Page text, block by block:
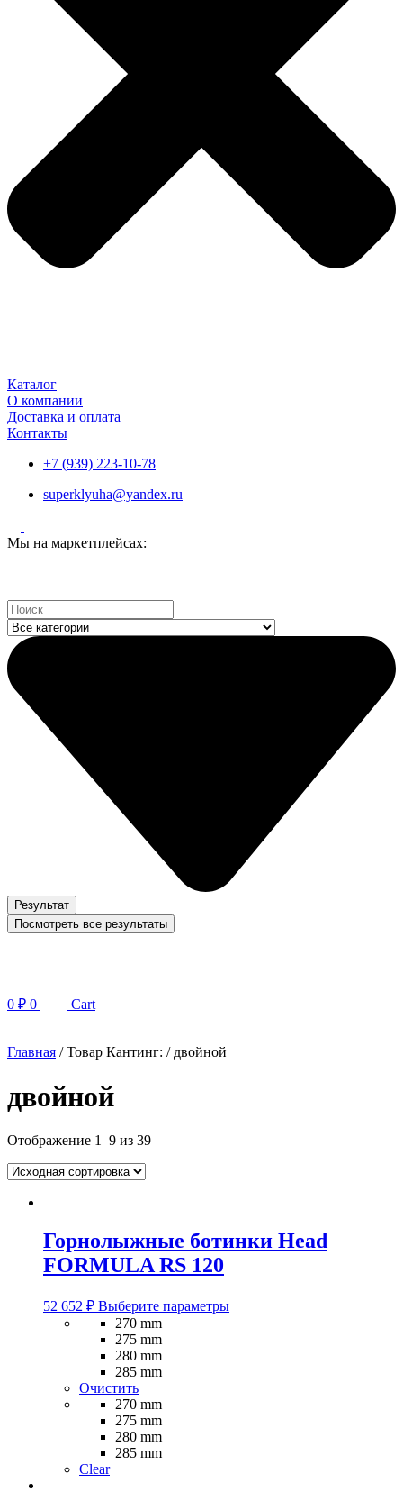
Каталог
О компании
Доставка и оплата
Контакты
+7 (939) 223-10-78
superklyuha@yandex.ru
Мы на маркетплейсах:
Search
...
Результат
Посмотреть все результаты
0 ₽ 0 Cart
Главная / Товар Кантинг: / двойной
двойной
Отображение 1–9 из 39
Горнолыжные ботинки Head
FORMULA RS 120
52 652 ₽ Выберите параметрыЭтот
270 mm
275 mm
280 mm
285 mm
Очистить
270 mm
275 mm
280 mm
285 mm
Clear